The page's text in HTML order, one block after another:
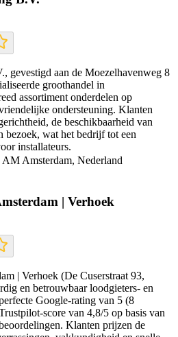
gevestigd aan de Moezelhavenweg 8
groothandel in
assortiment onderdelen op
ondersteuning. Klanten
de beschikbaarheid van
bezoek, wat het bedrijf tot een
installateurs.
Amsterdam, Nederland
| Verhoek
| Verhoek (De Cuserstraat 93,
en betrouwbaar loodgieters- en
Google-rating van 5 (8
score van 4,8/5 op basis van
Klanten prijzen de